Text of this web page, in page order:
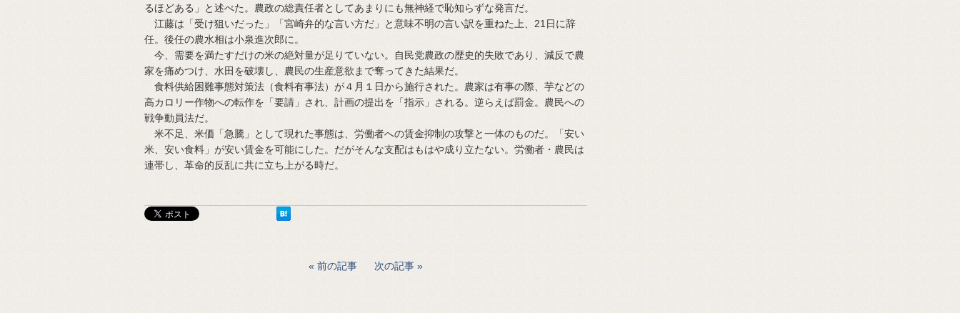
るほどある」と述べた。農政の総責任者としてあまりにも無神経で恥知らずな発言だ。
江藤は「受け狙いだった」「宮崎弁的な言い方だ」と意味不明の言い訳を重ねた上、21日に辞
任。後任の農水相は小泉進次郎に。
今、需要を満たすだけの米の絶対量が足りていない。自民党農政の歴史的失敗であり、減反で農
家を痛めつけ、水田を破壊し、農民の生産意欲まで奪ってきた結果だ。
食料供給困難事態対策法（食料有事法）が４月１日から施行された。農家は有事の際、芋などの
高カロリー作物への転作を「要請」され、計画の提出を「指示」される。逆らえば罰金。農民への
戦争動員法だ。
米不足、米価「急騰」として現れた事態は、労働者への賃金抑制の攻撃と一体のものだ。「安い
米、安い食料」が安い賃金を可能にした。だがそんな支配はもはや成り立たない。労働者・農民は
連帯し、革命的反乱に共に立ち上がる時だ。
前の記事 次の記事